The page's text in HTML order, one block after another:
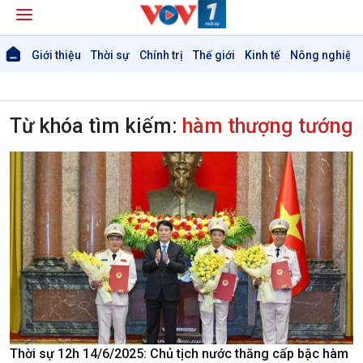
Giới thiệu Thời sự Chính trị Thế giới Kinh tế Nông nghiệp
Giới thiệu
Thời sự
Thời sự 6h
Thời sự 12h
Thời sự 18h
Thời sự 21h30
Bản tin
Chuyên mục
Theo dòng Thời sự
Chính trị
Thế giới
Từ khóa tìm kiếm: hàm thượng tướng
Thời sự 12h 14/6/2025: Chủ tịch nước thăng cấp bậc hàm